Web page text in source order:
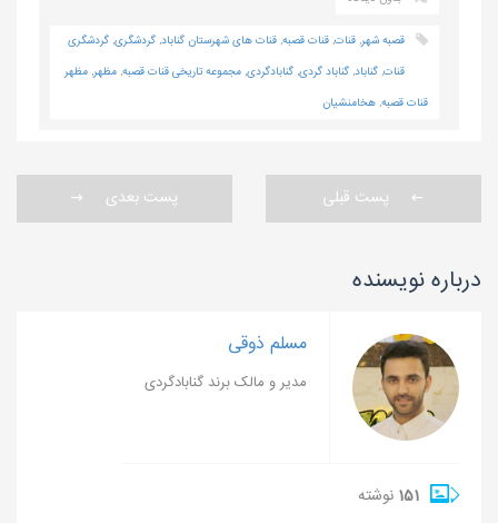
قصبه شهر, قنات, قنات قصبه, قنات های شهرستان گناباد, گردشگری, گردشگری
قنات, گناباد, گناباد گردی, گنابادگردی, مجموعه تاریخی قنات قصبه, مظهر, مظهر
قنات قصبه, هخامنشیان
پست قبلی پست بعدی
درباره نویسنده
مسلم ذوقی
مدیر و مالک برند گنابادگردی
151 نوشته